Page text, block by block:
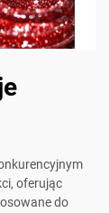
oferując
do